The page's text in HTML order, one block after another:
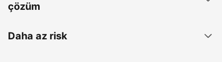
çözüm
Daha az risk